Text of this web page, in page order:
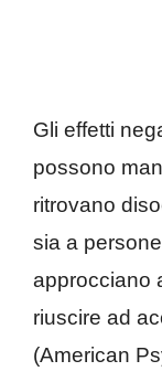
Gli effetti
possono
ritrovano
sia a
approcciano
riuscire ad
(American